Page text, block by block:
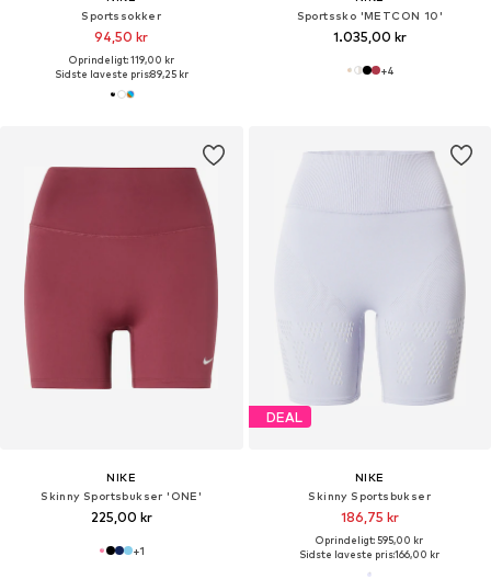
Sportssokker
94,50 kr
Oprindeligt: 119,00 kr
Sidste laveste pris:89,25 kr
Sportssko 'METCON 10'
1.035,00 kr
+4
NIKE
Skinny Sportsbukser 'ONE'
225,00 kr
+1
DEAL
NIKE
Skinny Sportsbukser
186,75 kr
Oprindeligt: 595,00 kr
Sidste laveste pris:166,00 kr